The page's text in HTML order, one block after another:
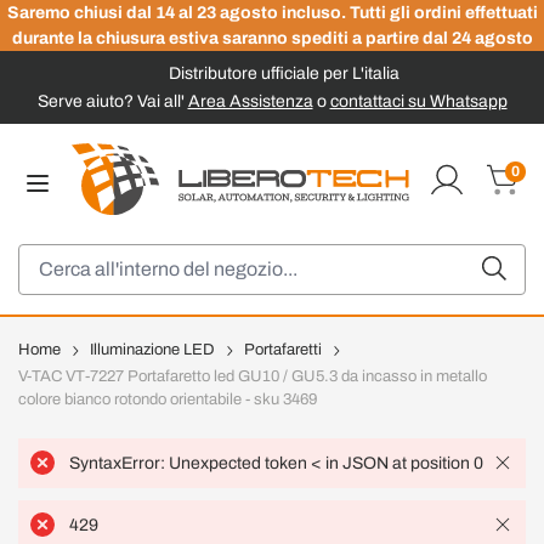
Saremo chiusi dal 14 al 23 agosto incluso. Tutti gli ordini effettuati
durante la chiusura estiva saranno spediti a partire dal 24 agosto
Distributore ufficiale per L'italia
Serve aiuto? Vai all' Area Assistenzao contattaci su Whatsapp
0
Home Illuminazione LED
Portafaretti
V-TAC VT-7227 Portafaretto led GU10 / GU5.3 da incasso in metallo
colore bianco rotondo orientabile - sku 3469
SyntaxError: Unexpected token < in JSON at position 0
429